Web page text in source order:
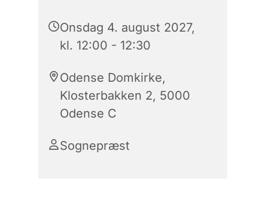
Onsdag 4. august 2027,
kl. 12:00 - 12:30
Odense Domkirke,
Klosterbakken 2, 5000
Odense C
Sognepræst